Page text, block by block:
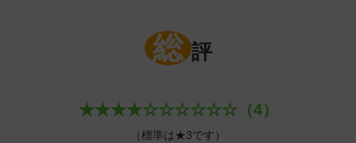
総 評
★★★★☆☆☆☆☆☆（4）
（標準は★3です）